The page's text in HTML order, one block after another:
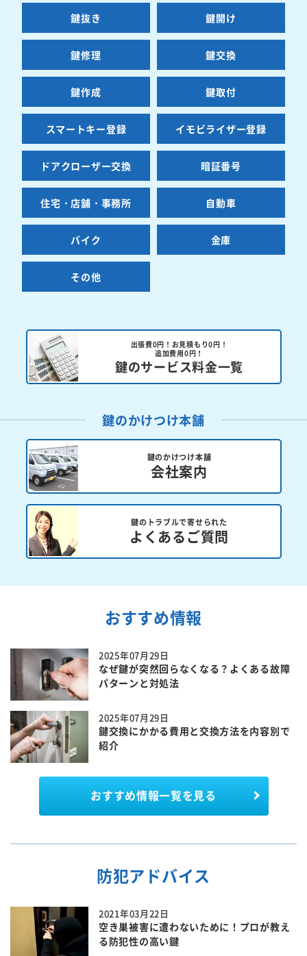
鍵抜き 鍵開け
鍵修理 鍵交換
鍵作成 鍵取付
スマートキー登録 イモビライザー登録
ドアクローザー交換 暗証番号
住宅・店舗・事務所 自動車
バイク 金庫
その他
出張費0円！お見積もり0円！
追加費用0円！
鍵のサービス料金一覧
鍵のかけつけ本舗
鍵のかけつけ本舗
会社案内
鍵のトラブルで寄せられた
よくあるご質問
おすすめ情報
2025年07月29日
なぜ鍵が突然回らなくなる？よくある故障
パターンと対処法
2025年07月29日
鍵交換にかかる費用と交換方法を内容別で
紹介
おすすめ情報一覧を見る
防犯アドバイス
2021年03月22日
空き巣被害に遭わないために！プロが教え
る防犯性の高い鍵